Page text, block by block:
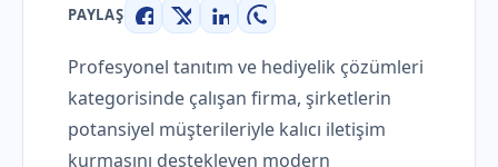
PAYLAŞ
Facebook
X LinkedInWhatsApp
Profesyonel tanıtım ve hediyelik çözümleri
kategorisinde çalışan firma, şirketlerin
potansiyel müşterileriyle kalıcı iletişim
kurmasını destekleyen modern